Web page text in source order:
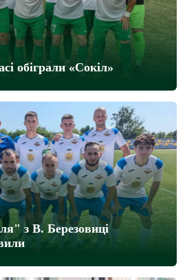
обіграли «Сокіл»
з В. Березовиці